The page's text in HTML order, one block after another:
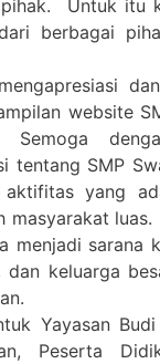
Untuk itu
berbagai
website
Semoga
tentang SMP
yang
masyarakat luas.
menjadi sarana
dan keluarga
Yayasan
Peserta